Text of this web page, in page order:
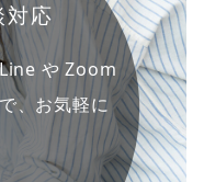
対応
や Zoom
、お気軽に